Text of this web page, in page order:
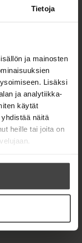
Tietoja
ja mainosten
Lisäksi
ja analytiikka-
käytät
näitä
heille tai joita on
t
a
n
s
n
n
e
w
t
a